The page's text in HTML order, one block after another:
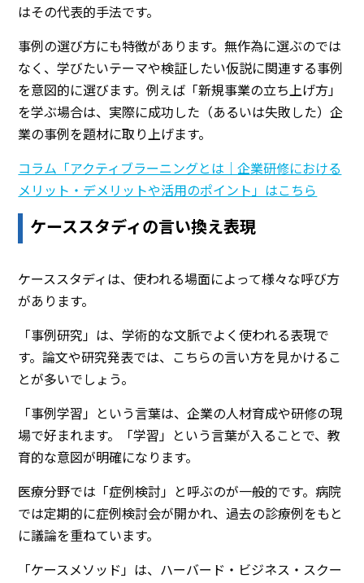
はその代表的手法です。
事例の選び方にも特徴があります。無作為に選ぶのでは
なく、学びたいテーマや検証したい仮説に関連する事例
を意図的に選びます。例えば「新規事業の立ち上げ方」
を学ぶ場合は、実際に成功した（あるいは失敗した）企
業の事例を題材に取り上げます。
コラム「アクティブラーニングとは｜企業研修における
メリット・デメリットや活用のポイント」はこちら
ケーススタディの言い換え表現
ケーススタディは、使われる場面によって様々な呼び方
があります。
「事例研究」は、学術的な文脈でよく使われる表現で
す。論文や研究発表では、こちらの言い方を見かけるこ
とが多いでしょう。
「事例学習」という言葉は、企業の人材育成や研修の現
場で好まれます。「学習」という言葉が入ることで、教
育的な意図が明確になります。
医療分野では「症例検討」と呼ぶのが一般的です。病院
では定期的に症例検討会が開かれ、過去の診療例をもと
に議論を重ねています。
「ケースメソッド」は、ハーバード・ビジネス・スクー